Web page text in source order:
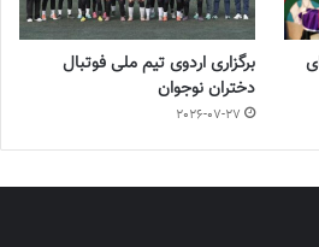
برگزاری اردوی تیم ملی فوتبال
دختران نوجوان
2026-07-27